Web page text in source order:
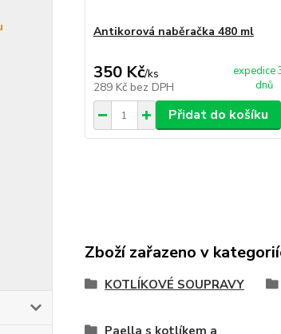
Antikorová naběračka 480 ml
350 Kč/ks
289 Kč bez DPH
expedice
dnů
Přidat do košíku
Zboží zařazeno v
KOTLÍKOVÉ SOUPRAVY
Paella s kotlíkem a